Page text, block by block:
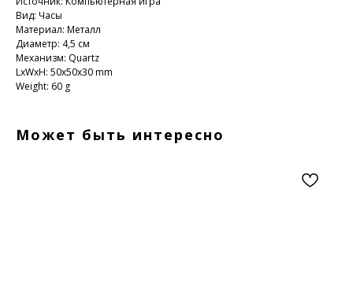
Вид: Часы
Материал: Металл
Диаметр: 4,5 см
Механизм: Quartz
LxWxH: 50x50x30 mm
Weight: 60 g
Может быть интересно